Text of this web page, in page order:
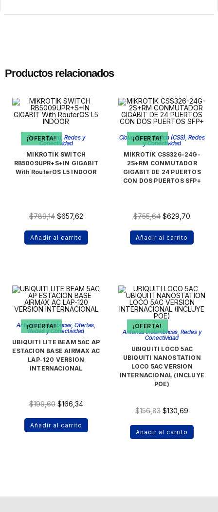
Productos relacionados
¡OFERTA!
Router Board, Redes y
Conectividad
MIKROTIK SWITCH
RB5009UPR+S+IN GIGABIT
With RouterOS L5 INDOOR
$789,14 $657,62
Añadir al carrito
¡OFERTA!
Cloud Smart Switch (CSS), Redes
y Conectividad
MIKROTIK CSS326-24G-
2S+RM CONMUTADOR
GIGABIT DE 24 PUERTOS
CON DOS PUERTOS SFP+
$755,64 $629,70
Añadir al carrito
¡OFERTA!
Antenas Inalambricas,Ofertas,
Redes y Conectividad
UBIQUITI LITE BEAM 5AC AP
ESTACION BASE AIRMAX AC
LAP-120 VERSION
INTERNACIONAL
$199,60 $166,34
Añadir al carrito
¡OFERTA!
Antenas Inalambricas, Redes y
Conectividad
UBIQUITI LOCO 5AC
UBIQUITI NANOSTATION
LOCO 5AC VERSION
INTERNACIONAL (INCLUYE
POE)
$156,83 $130,69
Añadir al carrito